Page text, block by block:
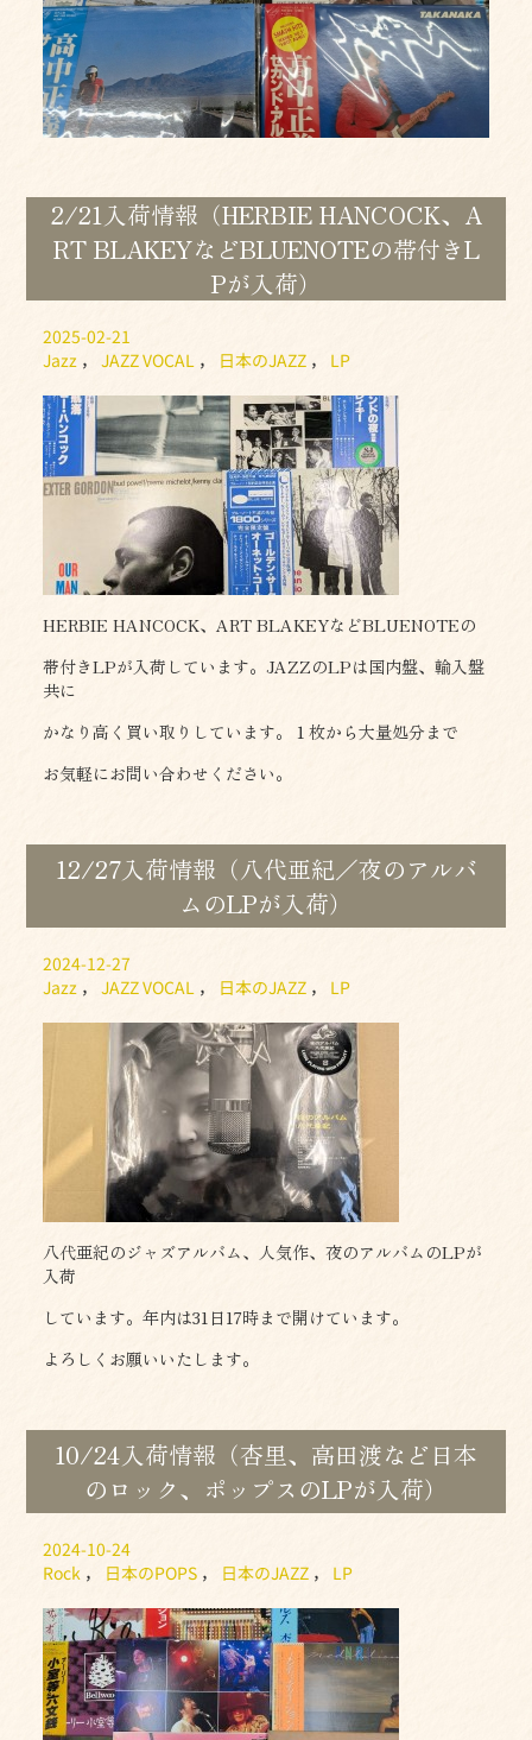
2/21入荷情報（HERBIE HANCOCK、A
RT BLAKEYなどBLUENOTEの帯付きL
Pが入荷）
2025-02-21
Jazz ，JAZZ VOCAL ， 日本のJAZZ ， LP
HERBIE HANCOCK、ART BLAKEYなどBLUENOTEの
帯付きLPが入荷しています。JAZZのLPは国内盤、輸入盤
共に
かなり高く買い取りしています。１枚から大量処分まで
お気軽にお問い合わせください。
12/27入荷情報（八代亜紀／夜のアルバ
ムのLPが入荷）
2024-12-27
Jazz ，JAZZ VOCAL ， 日本のJAZZ ， LP
八代亜紀のジャズアルバム、人気作、夜のアルバムのLPが
入荷
しています。年内は31日17時まで開けています。
よろしくお願いいたします。
10/24入荷情報（杏里、高田渡など日本
のロック、ポップスのLPが入荷）
2024-10-24
Rock ， 日本のPOPS ， 日本のJAZZ ， LP